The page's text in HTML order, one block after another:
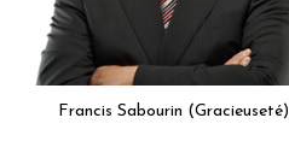
Francis Sabourin (Gracieuseté)